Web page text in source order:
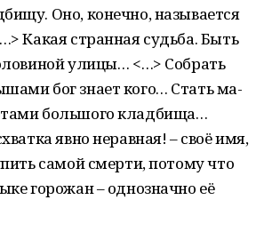
Оно, конечно, называется
Какая странная судьба. Быть
улицы… <…> Собрать
бог знает кого… Стать ма-
большого кладбища…
явно неравная! – своё имя,
самой смерти, потому что
горожан – однозначно её